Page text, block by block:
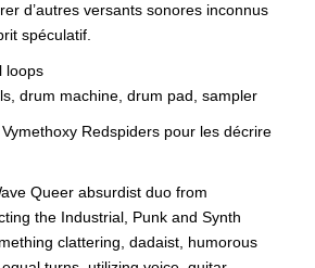
d’autres versants sonores inconnus
spéculatif.
loops
drum machine, drum pad, sampler
Redspiders pour les décrire
Queer absurdist duo from
the Industrial, Punk and Synth
clattering, dadaist, humorous